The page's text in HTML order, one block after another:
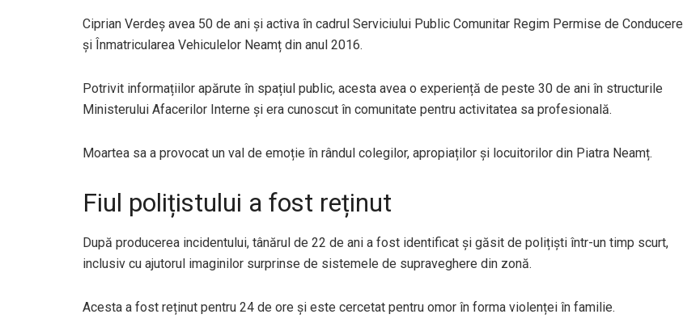
Ciprian Verdeș avea 50 de ani și activa în cadrul Serviciului Public Comunitar Regim Permise de Conducere
și Înmatricularea Vehiculelor Neamț din anul 2016.
Potrivit informațiilor apărute în spațiul public, acesta avea o experiență de peste 30 de ani în structurile
Ministerului Afacerilor Interne și era cunoscut în comunitate pentru activitatea sa profesională.
Moartea sa a provocat un val de emoție în rândul colegilor, apropiaților și locuitorilor din Piatra Neamț.
Fiul polițistului a fost reținut
După producerea incidentului, tânărul de 22 de ani a fost identificat și găsit de polițiști într-un timp scurt,
inclusiv cu ajutorul imaginilor surprinse de sistemele de supraveghere din zonă.
Acesta a fost reținut pentru 24 de ore și este cercetat pentru omor în forma violenței în familie.